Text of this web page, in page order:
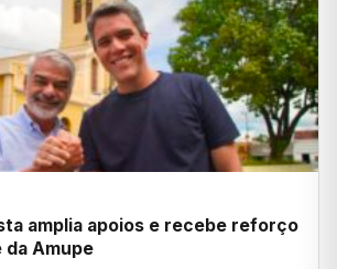
amplia apoios e recebe reforço
Amupe